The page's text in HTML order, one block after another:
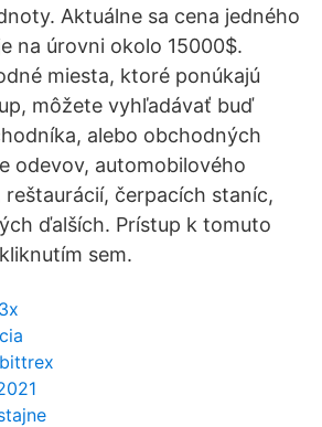
Aktuálne sa cena jedného
na úrovni okolo 15000$.
miesta, ktoré ponúkajú
môžete vyhľadávať buď
alebo obchodných
odevov, automobilového
čerpacích staníc,
ďalších. Prístup k tomuto
sem.